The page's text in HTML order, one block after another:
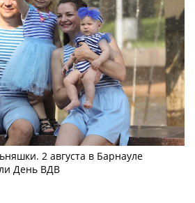
2 августа в Барнауле
День ВДВ